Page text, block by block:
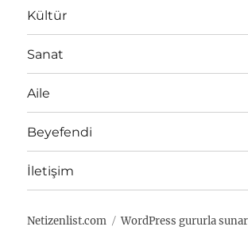
Kültür
Sanat
Aile
Beyefendi
İletişim
Netizenlist.com WordPress gururla sunar